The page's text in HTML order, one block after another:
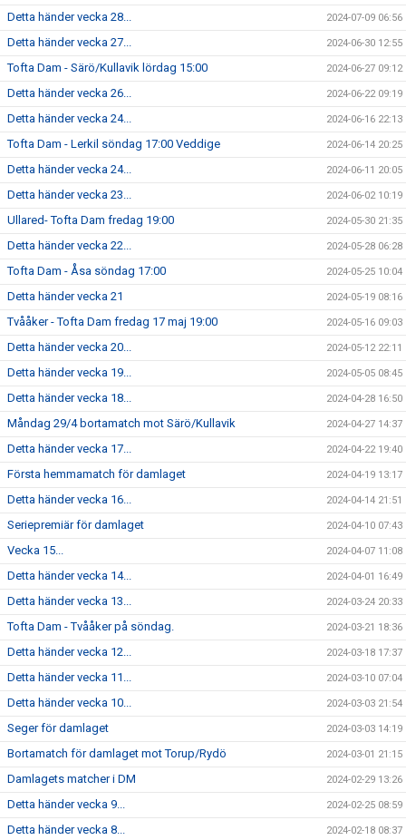
Detta händer vecka 28... 2024-07-09 06:56
Detta händer vecka 27... 2024-06-30 12:55
Tofta Dam - Särö/Kullavik lördag 15:00 2024-06-27 09:12
Detta händer vecka 26... 2024-06-22 09:19
Detta händer vecka 24... 2024-06-16 22:13
Tofta Dam - Lerkil söndag 17:00 Veddige 2024-06-14 20:25
Detta händer vecka 24... 2024-06-11 20:05
Detta händer vecka 23... 2024-06-02 10:19
Ullared- Tofta Dam fredag 19:00 2024-05-30 21:35
Detta händer vecka 22... 2024-05-28 06:28
Tofta Dam - Åsa söndag 17:00 2024-05-25 10:04
Detta händer vecka 21 2024-05-19 08:16
Tvååker - Tofta Dam fredag 17 maj 19:00 2024-05-16 09:03
Detta händer vecka 20... 2024-05-12 22:11
Detta händer vecka 19... 2024-05-05 08:45
Detta händer vecka 18... 2024-04-28 16:50
Måndag 29/4 bortamatch mot Särö/Kullavik 2024-04-27 14:37
Detta händer vecka 17... 2024-04-22 19:40
Första hemmamatch för damlaget 2024-04-19 13:17
Detta händer vecka 16... 2024-04-14 21:51
Seriepremiär för damlaget 2024-04-10 07:43
Vecka 15... 2024-04-07 11:08
Detta händer vecka 14... 2024-04-01 16:49
Detta händer vecka 13... 2024-03-24 20:33
Tofta Dam - Tvååker på söndag. 2024-03-21 18:36
Detta händer vecka 12... 2024-03-18 17:37
Detta händer vecka 11... 2024-03-10 07:04
Detta händer vecka 10... 2024-03-03 21:54
Seger för damlaget 2024-03-03 14:19
Bortamatch för damlaget mot Torup/Rydö 2024-03-01 21:15
Damlagets matcher i DM 2024-02-29 13:26
Detta händer vecka 9... 2024-02-25 08:59
Detta händer vecka 8... 2024-02-18 08:37